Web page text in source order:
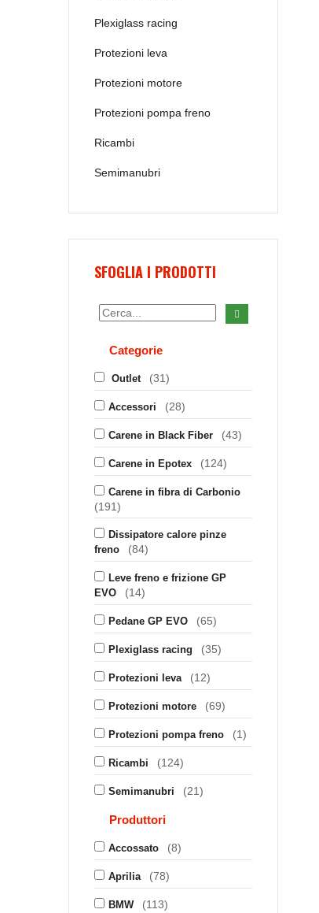
Plexiglass racing
Protezioni leva
Protezioni motore
Protezioni pompa freno
Ricambi
Semimanubri
SFOGLIA I PRODOTTI
Categorie
Outlet (31)
Accessori (28)
Carene in Black Fiber (43)
Carene in Epotex (124)
Carene in fibra di Carbonio
(191)
Dissipatore calore pinze
freno
(84)
Leve freno e frizione GP
EVO
(14)
Pedane GP EVO (65)
Plexiglass racing (35)
Protezioni leva (12)
Protezioni motore (69)
Protezioni pompa freno (1)
Ricambi (124)
Semimanubri (21)
Produttori
Accossato (8)
Aprilia (78)
BMW (113)